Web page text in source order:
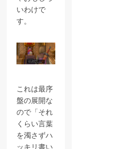
いわけで
す。
これは最序
盤の展開な
ので「それ
くらい言葉
を濁さずハ
ッキリ書い